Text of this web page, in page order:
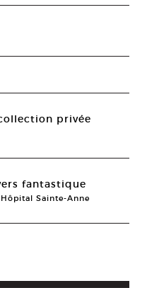
privée
fantastique
Sainte-Anne